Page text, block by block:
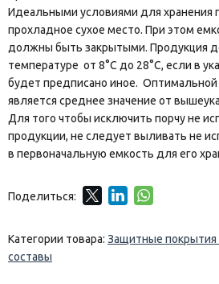
Идеальными условиями для хранения
прохладное сухое место. При этом
должны быть закрытыми. Продукция
температуре от 8°C до 28°C, если в
будет предписано иное. Оптимальной
является среднее значение от
Для того чтобы исключить порчу не
продукции, не следует выливать не
в первоначальную емкость для его
Поделиться:
Категории товара: Защитные покрытия
составы